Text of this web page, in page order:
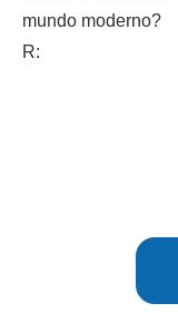
mundo moderno?
R: